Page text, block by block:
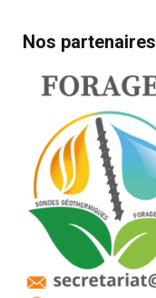
Nos partenaires